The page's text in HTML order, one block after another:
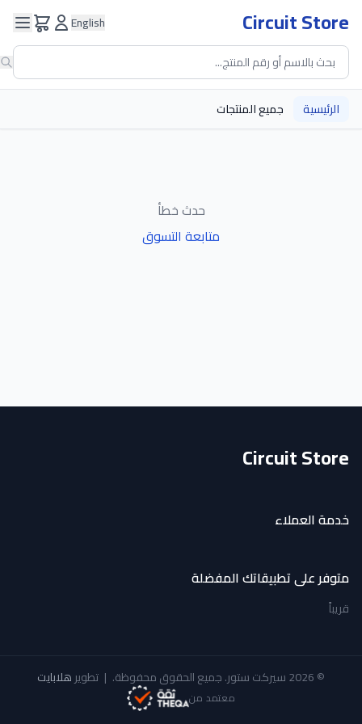
Circuit Store
English
الرئيسية جميع المنتجات
حدث خطأ
متابعة التسوق
Circuit Store
خدمة العملاء
متوفر على تطبيقاتك المفضلة
قريباً
© 2026 سيركت ستور. جميع الحقوق محفوظة. | تطويرهلابايت
معتمد من